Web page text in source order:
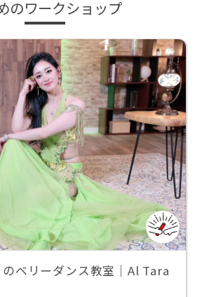
のワークショップ
ベリーダンス教室｜Al Tara